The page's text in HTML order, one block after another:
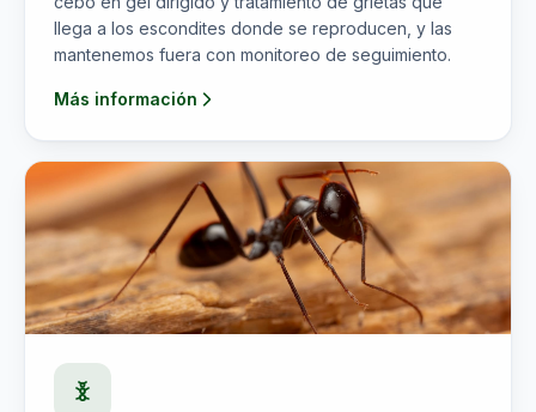
llega a los escondites donde se reproducen, y las
mantenemos fuera con monitoreo de seguimiento.
Más información